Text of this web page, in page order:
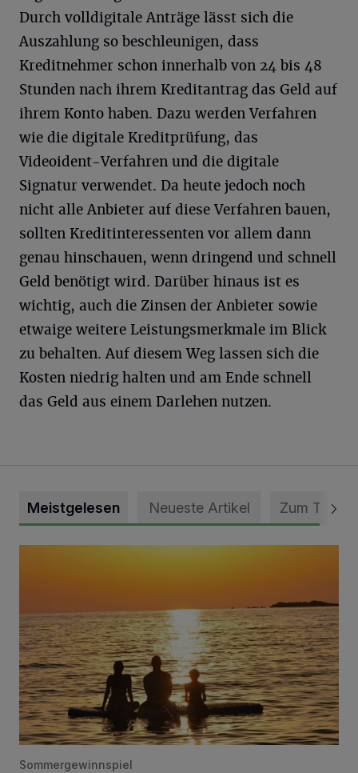
Durch volldigitale Anträge lässt sich die
Auszahlung so beschleunigen, dass
Kreditnehmer schon innerhalb von 24 bis 48
Stunden nach ihrem Kreditantrag das Geld auf
ihrem Konto haben. Dazu werden Verfahren
wie die digitale Kreditprüfung, das
Videoident-Verfahren und die digitale
Signatur verwendet. Da heute jedoch noch
nicht alle Anbieter auf diese Verfahren bauen,
sollten Kreditinteressenten vor allem dann
genau hinschauen, wenn dringend und schnell
Geld benötigt wird. Darüber hinaus ist es
wichtig, auch die Zinsen der Anbieter sowie
etwaige weitere Leistungsmerkmale im Blick
zu behalten. Auf diesem Weg lassen sich die
Kosten niedrig halten und am Ende schnell
das Geld aus einem Darlehen nutzen.
Meistgelesen Neueste Artikel Zum Thema
Die schönsten Sommermomente gesucht
Sommergewinnspiel